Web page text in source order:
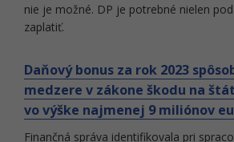
nie je možné. DP je potrebné nielen
zaplatiť.
Daňový bonus za rok 2023
medzere v zákone škodu na
vo výške najmenej 9 miliónov
Finančná správa identifikovala pri